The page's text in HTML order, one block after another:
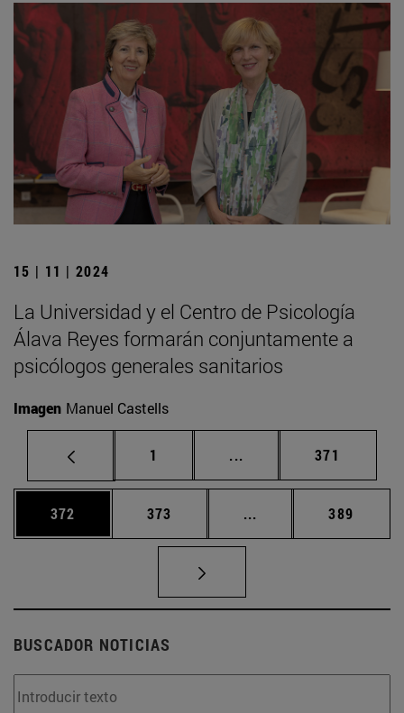
15 | 11 | 2024
La Universidad y el Centro de Psicología
Álava Reyes formarán conjuntamente a
psicólogos generales sanitarios
Imagen Manuel Castells
Página
1 ... Páginas intermedias
Página
371
Página
372 Página
373 ... Páginas intermedias
Página
389
BUSCADOR NOTICIAS